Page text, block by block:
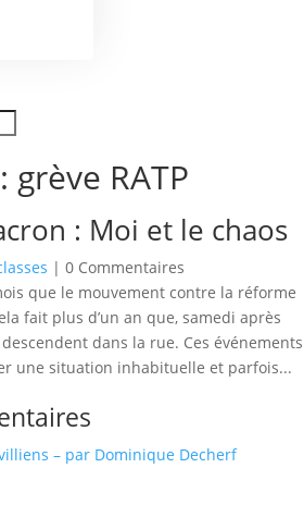
grève RATP
: Moi et le chaos
| 0 Commentaires
que le mouvement contre la réforme
fait plus d’un an que, samedi après
dans la rue. Ces événements
une situation inhabituelle et parfois...
– par Dominique Decherf